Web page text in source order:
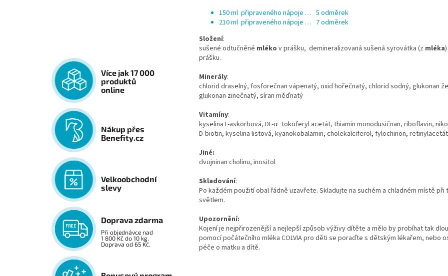
Více jak 17 000
produktů
online
Nákup přes
Benefity.cz
Velkoobchodní
slevy
Doprava zdarma
Při objednávce nad
1 800 Kč do 10 kg.
Doprava od 65 Kč.
150 ml připraveného nápoje … 5 odměrek
210 ml připraveného nápoje … 7 odměrek
Složení:
sušené odtučněné mléko v prášku, demineralizovaná sušená syrovátka (z mléka
prášku.
Minerály:
chlorid draselný, fosforečnan vápenatý, oxid hořečnatý, chlorid sodný, glukonan
glukonan zinečnatý, síran měďnatý
Vitamíny:
kyselina L-askorbová, DL-α−tokoferyl acetát, thiamin monodusičnan, riboflavin,
D-biotin, kyselina listová, kyanokobalamin, cholekalciferol, fylochinon, retinylacetát
Jiné:
dvojninan cholinu, inositol
Skladování:
Po každém použití obal řádně uzavřete. Skladujte na suchém a chladném místě
světlem.
Upozornění:
Kojení je nejpřirozenější a nejlepší způsob výživy dítěte a mělo by probíhat tak
pomocí počátečního mléka COLVIA pro děti se poraďte s dětským lékařem, nebo
péče o matku a dítě.